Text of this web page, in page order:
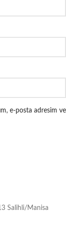
e-posta adresim ve
Salihli/Manisa